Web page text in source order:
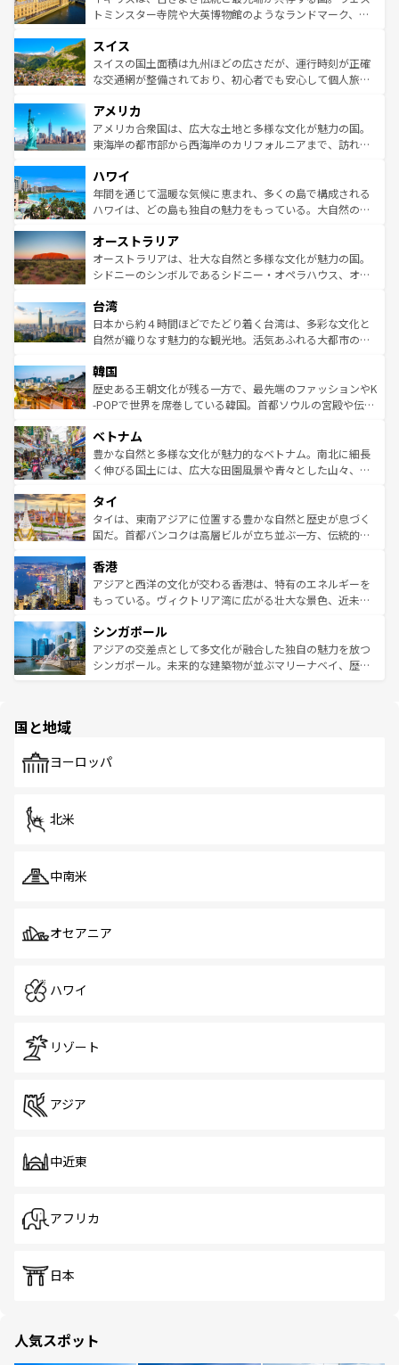
らに、パリ以外の地域にも魅力が溢れており、どの街角に
れる地方に足を運ぶとそれぞれで全く異なる文化を体験で
きるだろう。 なお、新着のフランス情報はコンテンツ一覧
を参照してほしい。
してライン川沿いのワイン畑といった風景は必見。ビール
は、お酒好きな人にはぜひ体験してほしい。 なお、新着の
ドイツ情報はコンテンツ一覧を参照してほしい。
トミンスター寺院や大英博物館のようなランドマーク、歴
リアごとに異なる魅力がある。また、優雅なアフタヌーン
ティー、ビール好きにはたまらない英国パブ、サッカー観
戦など、本場だからこそできる体験も豊富。イギリスを旅
ンツ一覧を参照してほしい。
スイス
スイスの国土面積は九州ほどの広さだが、運行時刻が正確
な交通網が整備されており、初心者でも安心して個人旅行
の建物がそのまま残る町や、スイスならではのユニークな
博物館もあり、アルプス観光だけでなく町歩きも満喫する
ことができる。国民の所得が高いため物価も高いが、旅行
ば市内交通費無料で観光を楽しむこともできる。 なお、新
着のスイス情報はコンテンツ一覧 を参照してほしい。
アメリカ
アメリカ合衆国は、広大な土地と多様な文化が魅力の国。
東海岸の都市部から西海岸のカリフォルニアまで、訪れる
のような巨大都市は、観光、ショッピング、エンターテイ
ンメントが詰まった刺激的なスポットだ。一方、アメリカ
西部には大自然が広がり、グランドキャニオンやイエロー
部のニューオーリンズでは、音楽と美食が融合した独特の
文化が魅力。旅行者はアメリカの各地域で異なる魅力を楽
しみながら、その多様性と豊かな歴史を感じることができ
ならではの贅沢な旅のスタイルだ。 なお、新着のアメリカ
情報はコンテンツ一覧を参照してほしい。
ハワイ
年間を通じて温暖な気候に恵まれ、多くの島で構成される
ハワイは、どの島も独自の魅力をもっている。大自然の神
ワイ島は見逃せない。また、定番の観光地といえばオアフ
島だが、静かな自然を求めるならマウイ島やカウアイ島が
おすすめ。エメラルドグリーンに輝く海をはじめ、豊かな
れるおもてなしの心で訪れる人々を迎えてくれるハワイの
人々、おいしいローカルフードやハワイアンミュージッ
ク、伝統的なフラダンスなど、すべてがハワイの魅力を彩
ワイを、存分に味わってほしい。 なお、新着のハワイ情報
はコンテンツ一覧を参照してほしい。
オーストラリア
オーストラリアは、壮大な自然と多様な文化が魅力の国。
シドニーのシンボルであるシドニー・オペラハウス、オー
リアリーフや大陸中央部にそびえるウルル（エアーズロッ
ク）、タスマニアの美しい原生林やケアンズの熱帯雨林な
ど、見どころがたくさん。また、カフェやワイン、オージ
いる。アクティビティも充実しており、サーフィンやダイ
ビング、ハイキングなど、アウトドア好きにはたまらな
い。オーストラリアの多彩な魅力を存分に味わいつくそ
参照してほしい。
台湾
日本から約４時間ほどでたどり着く台湾は、多彩な文化と
自然が織りなす魅力的な観光地。活気あふれる大都市の台
ン）、静ひつな山岳地帯である台湾東部など、都市の喧騒
と山間の静けさが共存しており、訪れる人に新しい発見と
驚きをもたらしてくれる。また、奥深い台湾の食文化も魅
容にもいいと評判のスイーツなど、バラエティ豊かな料理
が味わえる。 なお、新着の台湾情報は コンテンツ一覧を参
照してほしい。
韓国
歴史ある王朝文化が残る一方で、最先端のファッションやK
-POPで世界を席巻している韓国。首都ソウルの宮殿や伝統
き、地方に足を延ばせば四季折々の自然美を楽しむことが
できる。そして、キムチや焼肉、絶品のストリートフード
まで、さまざまな韓国料理が待っている。夜には、韓国な
リティに包まれながら、韓国の多彩な魅力を心ゆくまで味
わってみてほしい。 なお、新着の韓国情報はコンテンツ一
覧を参照してほしい。
ベトナム
豊かな自然と多様な文化が魅力的なベトナム。南北に細長
く伸びる国土には、広大な田園風景や青々とした山々、世
急速な発展と共に伝統が息づく。ハノイの古い町並みやホ
ーチミン市のフランス統治時代の建物も、独特の雰囲気を
醸し出している。また、バラエティの豊かさとおいしさで
とつ。フォーやバインミー、ベトナムコーヒーなどは、ぜ
ひ現地で味わいたい。どの地域を訪れてもあたたかい人々
が旅行者を迎えてくれるので、きっと忘れられない旅にな
参照してほしい。
タイ
タイは、東南アジアに位置する豊かな自然と歴史が息づく
国だ。首都バンコクは高層ビルが立ち並ぶ一方、伝統的な
の活気が交差している。北部ではチェンマイなどの山岳地
帯で自然と触れ合い、南部ではプーケットやクラビの美し
いビーチでリゾート気分を楽しむことができる。タイ料理
激する。気候は一年中温暖で、どの季節にも異なる楽しみ
が待っている。親しみやすいタイの人々、仏教を中心とし
た文化、そして多様な観光資源が、訪れる旅人を魅了し続
香港
アジアと西洋の文化が交わる香港は、特有のエネルギーを
もっている。ヴィクトリア湾に広がる壮大な景色、近未来
み、どこを訪れても感動するはず。観光スポットが密集し
ており、効率よく見どころを回れるのも魅力。息をのむよ
うな絶景から文化的な体験まで、香港を存分に楽しみ尽く
シンガポール
アジアの交差点として多文化が融合した独自の魅力を放つ
シンガポール。未来的な建築物が並ぶマリーナベイ、歴史
で、ホーカーズは地元の風情を楽しめる外せないスポット
国と地域
ヨーロッパ
北米
中南米
オセアニア
ハワイ
リゾート
アジア
中近東
アフリカ
日本
人気スポット